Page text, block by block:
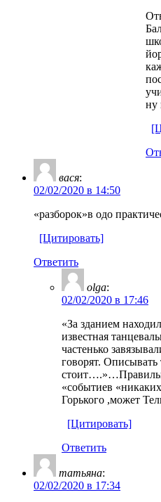
ну
вася:
02/02/2020 в 14:50
«разборок»в одо
[Цитировать]
Ответить
olga:
02/02/2020 в 17:46
«За зданием
известная
частенько
говорят.
«событиев
Горького ,может
[Цитировать]
Ответить
татьяна:
02/02/2020 в 17:34